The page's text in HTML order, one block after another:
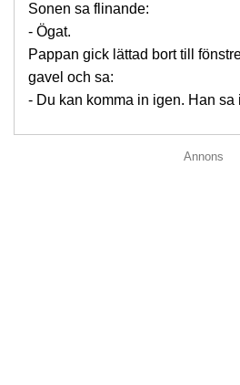
Sonen sa flinande:
- Ögat.
Pappan gick lättad bort till
gavel och sa:
- Du kan komma in igen. Han sa
Annons